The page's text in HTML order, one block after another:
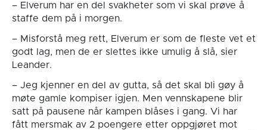
– Elverum har en del svakheter som vi skal prøve å
staffe dem på i morgen.
– Misforstå meg rett, Elverum er som de fleste vet et
godt lag, men de er slettes ikke umulig å slå, sier
Leander.
– Jeg kjenner en del av gutta, så det skal bli gøy å
møte gamle kompiser igjen. Men vennskapene blir
satt på pausene når kampen blåses i gang. Vi har
fått mersmak av 2 poengere etter oppgjøret mot